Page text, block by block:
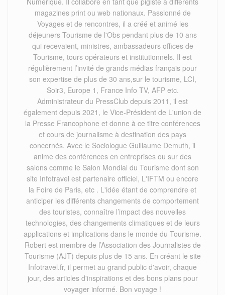
magazines print ou web nationaux. Passionné de
Voyages et de rencontres, il a créé et animé les
déjeuners Tourisme de l'Obs pendant plus de 10 ans
qui recevaient, ministres, ambassadeurs offices de
Tourisme, tours opérateurs et institutionnels. Il est
régulièrement l’invité de grands médias français pour
son expertise de plus de 30 ans,sur le tourisme, LCI,
Soir3, Europe 1, France Info TV, AFP etc.
Administrateur du PressClub depuis 2011, il est
également depuis 2021, le Vice-Président de L'union de
la Presse Francophone et donne à ce titre conférences
et cours de journalisme à destination des pays
concernés. Avec le Sociologue Guillaume Demuth, il
anime des conférences en entreprises ou sur des
salons comme le Salon Mondial du Tourisme dont son
site Infotravel est partenaire officiel, L'IFTM ou encore
la Foire de Paris, etc . L'idée étant de comprendre et
anticiper les différents changements de comportement
des touristes, connaître l’impact des nouvelles
technologies, des changements climatiques et de leurs
applications et implications dans le monde du Tourisme.
Robert est membre de l’Association des Journalistes de
Tourisme (AJT) depuis plus de 15 ans. En créant le site
Infotravel.fr, il permet au grand public d'avoir, chaque
jour, des articles d'inspirations et des bons plans pour
voyager informé. Bon voyage !